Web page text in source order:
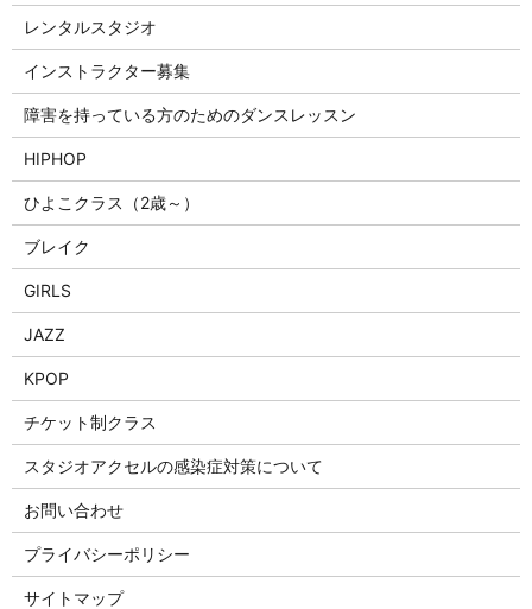
レンタルスタジオ
インストラクター募集
障害を持っている方のためのダンスレッスン
HIPHOP
ひよこクラス（2歳～）
ブレイク
GIRLS
JAZZ
KPOP
チケット制クラス
スタジオアクセルの感染症対策について
お問い合わせ
プライバシーポリシー
サイトマップ